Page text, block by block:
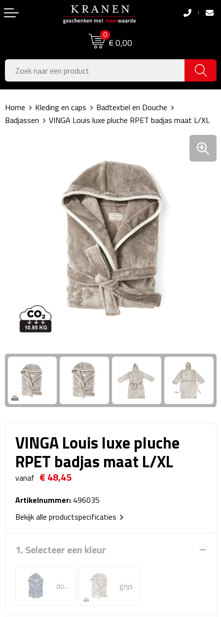
0
€ 0,00
Boodschappentassen
Boodschappentassen
Jute tassen
Katoenen draagtassen
Zakelijke Tassen
Business trolleys
Documententassen
Laptophoezen & -tassen
Tablettassen
Reistassen & Trolleys
Reistassen
Trolleys
Reistassensets
Weekendtassen
Duffeltassen
Autotassen
Toilettassen
Rugzakken
Rugzakken
Pasen
Koningsdag
Zomer
Kerstpakketten
Geboorte- & Kraamcadeau's
Wellness Giftsets
Home Kleding en caps
Badtextiel en Douche
Badjassen
VINGA Louis luxe pluche RPET badjas maat L/XL
VINGA Louis luxe pluche
RPET badjas maat L/XL
vanaf € 48,45
Artikelnummer: 496035
Bekijk alle productspecificaties
1. Selecteer een kleur
donkerblauw grijs